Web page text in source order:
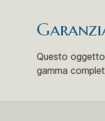
Questo
gamma